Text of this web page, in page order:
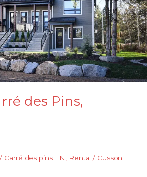
des Pins,
/ Carré des pins EN, Rental / Cusson